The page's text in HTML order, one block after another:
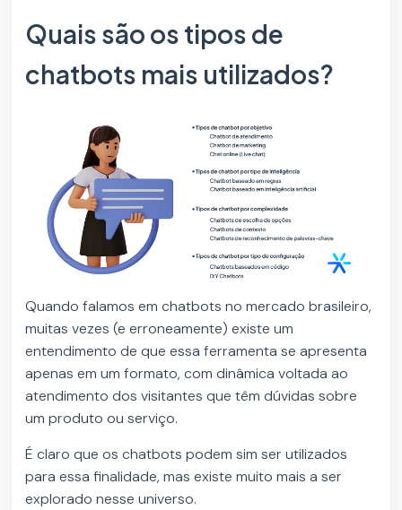
Quais são os tipos de
chatbots mais utilizados?
Quando falamos em chatbots no mercado brasileiro,
muitas vezes (e erroneamente) existe um
entendimento de que essa ferramenta se apresenta
apenas em um formato, com dinâmica voltada ao
atendimento dos visitantes que têm dúvidas sobre
um produto ou serviço.
É claro que os chatbots podem sim ser utilizados
para essa finalidade, mas existe muito mais a ser
explorado nesse universo.